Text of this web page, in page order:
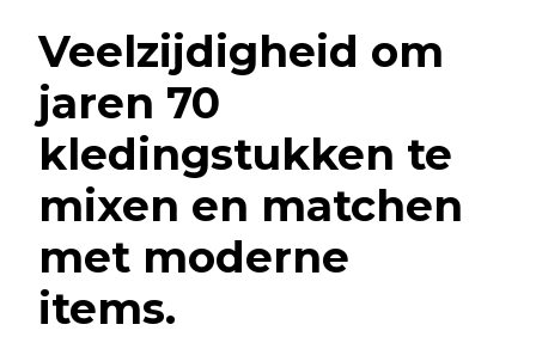
Veelzijdigheid om
jaren 70
kledingstukken te
mixen en matchen
met moderne
items.